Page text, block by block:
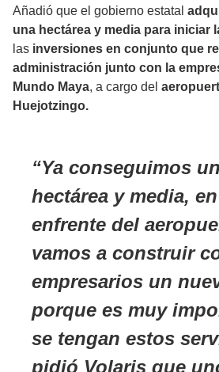
Añadió que el gobierno estatal
una hectárea y media para iniciar
las inversiones en conjunto que
administración junto con la
Mundo Maya, a cargo del
Huejotzingo.
Ya conseguimos
hectárea y media,
enfrente del
vamos a construir
empresarios un
porque es muy
se tengan estos
pidió Volaris que